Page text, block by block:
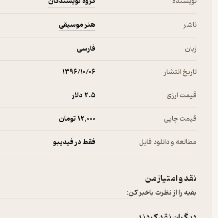
ناشر هنر موسیقی
زبان فارسی
تاریخ انتشار ۱۳۹۶/۱۰/۰۶
قیمت ارزی 2.۵ دلار
قیمت چاپی 12,000 تومان
مطالعه و دانلود فایل فقط در فیدیبو
نقد و امتیاز من
بقیه را از نظرت باخبر کن: